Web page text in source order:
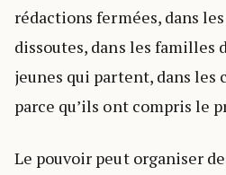
rédactions fermées, dans
dissoutes, dans les familles
jeunes qui partent, dans les
parce qu’ils ont compris le
Le pouvoir peut organiser